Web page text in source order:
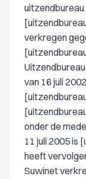
verkregen
van 16 juli
onder de
11 juli 2005 is
heeft
Suwinet